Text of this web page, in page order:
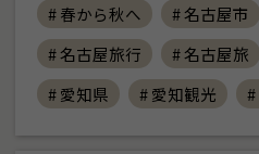
# 春から秋へ
# 名古屋市
# 名古屋旅行
# 名古屋旅
# 愛知県
# 愛知観光